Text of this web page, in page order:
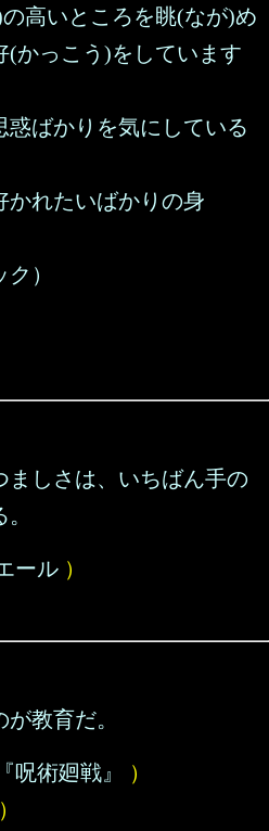
高いところを眺(なが)め
(かっこう)をしています
惑ばかりを気にしている
かれたいばかりの身
）
ましさは、いちばん手の
ール ）
教育だ。
呪術廻戦』
）
）